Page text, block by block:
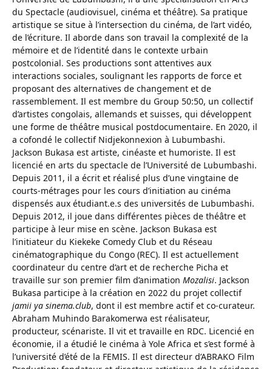
du Spectacle (audiovisuel, cinéma et théâtre). Sa pratique
artistique se situe à l’intersection du cinéma, de l’art vidéo,
de l’écriture. Il aborde dans son travail la complexité de la
mémoire et de l’identité dans le contexte urbain
postcolonial. Ses productions sont attentives aux
interactions sociales, soulignant les rapports de force et
proposant des alternatives de changement et de
rassemblement. Il est membre du Group 50:50, un collectif
d’artistes congolais, allemands et suisses, qui développent
une forme de théâtre musical postdocumentaire. En 2020, il
a cofondé le collectif Nidjekonnexion à Lubumbashi.
Jackson Bukasa est artiste, cinéaste et humoriste. Il est
licencié en arts du spectacle de l’Université de Lubumbashi.
Depuis 2011, il a écrit et réalisé plus d’une vingtaine de
courts-métrages pour les cours d’initiation au cinéma
dispensés aux étudiant.e.s des universités de Lubumbashi.
Depuis 2012, il joue dans différentes pièces de théâtre et
participe à leur mise en scène. Jackson Bukasa est
l’initiateur du Kiekeke Comedy Club et du Réseau
cinématographique du Congo (REC). Il est actuellement
coordinateur du centre d’art et de recherche Picha et
travaille sur son premier film d’animationMozalisi. Jackson
Bukasa participe à la création en 2022 du projet collectif
jamii ya sinema.club, dont il est membre actif et co-curateur.
Abraham Muhindo Barakomerwa est réalisateur,
producteur, scénariste. Il vit et travaille en RDC. Licencié en
économie, il a étudié le cinéma à Yole Africa et s’est formé à
l’université d’été de la FEMIS. Il est directeur d’ABRAKO Film